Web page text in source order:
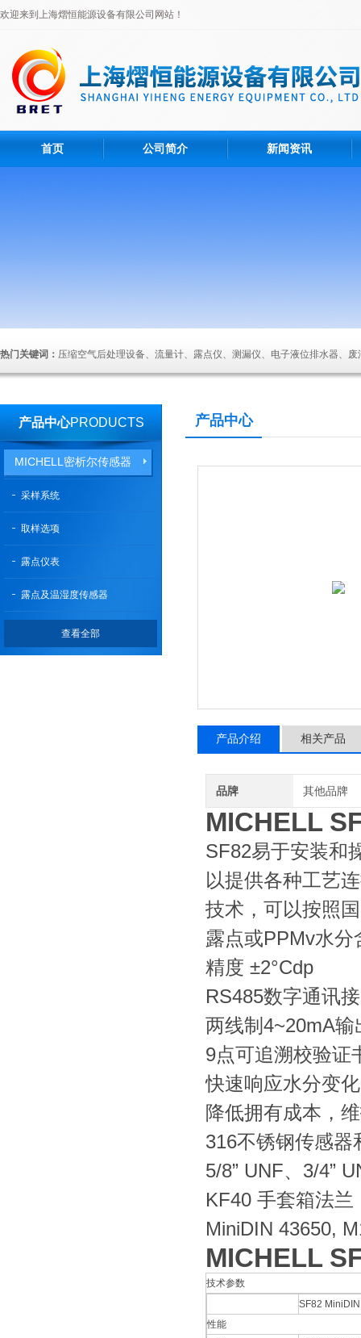
欢迎来到上海熠恒能源设备有限公司网站！
首页 公司简介 新闻资讯
热门关键词： 压缩空气后处理设备、流量计、露点仪、测漏仪、电子液位排水器、
产品中心PRODUCTS
MICHELL密析尔传感器
采样系统
取样选项
露点仪表
露点及温湿度传感器
查看全部
产品中心
产品介绍 相关产品
品牌 其他品牌
MICHELL
SF82易于安装和
以提供各种工艺
技术，可以按照
露点或PPMv水分
精度 ±2°Cdp
RS485数字通讯
两线制4~20mA输
9点可追溯校验证
快速响应水分变化
降低拥有成本，
316不锈钢传感器
5/8” UNF、3/4”
KF40 手套箱法兰
MiniDIN 43650,
MICHELL
技术参数
SF82
性能